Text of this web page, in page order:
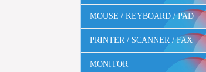
MOUSE / KEYBOARD / PAD
PRINTER / SCANNER / FAX
MONITOR